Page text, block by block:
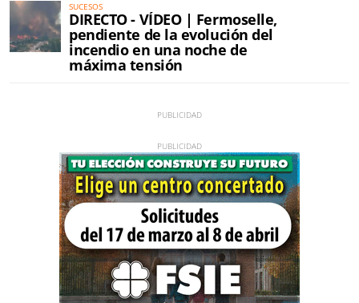
SUCESOS
DIRECTO - VÍDEO | Fermoselle,
pendiente de la evolución del
incendio en una noche de
máxima tensión